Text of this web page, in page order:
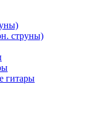
струны)
гитары